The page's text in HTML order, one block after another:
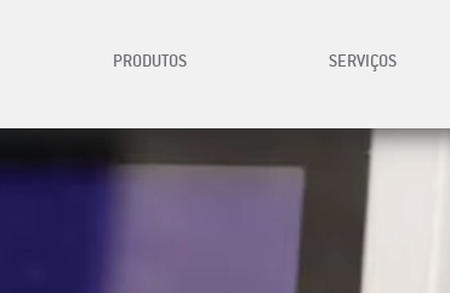
PRODUTOS SERVIÇOS